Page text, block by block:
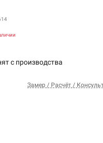
с производства
Замер / Расчёт /